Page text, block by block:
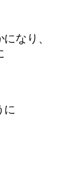
なり、
に